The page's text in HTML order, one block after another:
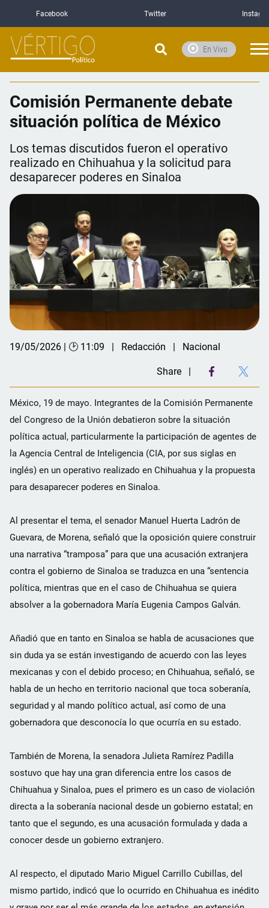
Facebook Twitter
En Vivo
Comisión Permanente debate
situación política de México
Los temas discutidos fueron el operativo
realizado en Chihuahua y la solicitud para
desaparecer poderes en Sinaloa
19/05/2026 | 🕑 11:09 Redacción Nacional
Share
México, 19 de mayo. Integrantes de la Comisión Permanente
del Congreso de la Unión debatieron sobre la situación
política actual, particularmente la participación de agentes de
la Agencia Central de Inteligencia (CIA, por sus siglas en
inglés) en un operativo realizado en Chihuahua y la propuesta
para desaparecer poderes en Sinaloa.
Al presentar el tema, el senador Manuel Huerta Ladrón de
Guevara, de Morena, señaló que la oposición quiere construir
una narrativa “tramposa” para que una acusación extranjera
contra el gobierno de Sinaloa se traduzca en una “sentencia
política, mientras que en el caso de Chihuahua se quiera
absolver a la gobernadora María Eugenia Campos Galván.
Añadió que en tanto en Sinaloa se habla de acusaciones que
sin duda ya se están investigando de acuerdo con las leyes
mexicanas y con el debido proceso; en Chihuahua, señaló, se
habla de un hecho en territorio nacional que toca soberanía,
seguridad y al mando político actual, así como de una
gobernadora que desconocía lo que ocurría en su estado.
También de Morena, la senadora Julieta Ramírez Padilla
sostuvo que hay una gran diferencia entre los casos de
Chihuahua y Sinaloa, pues el primero es un caso de violación
directa a la soberanía nacional desde un gobierno estatal; en
tanto que el segundo, es una acusación formulada y dada a
conocer desde un gobierno extranjero.
Al respecto, el diputado Mario Miguel Carrillo Cubillas, del
mismo partido, indicó que lo ocurrido en Chihuahua es inédito